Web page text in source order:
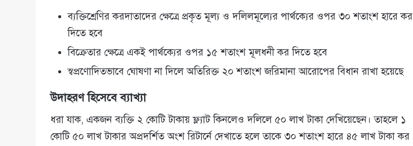
ব্যক্তিশ্রেণির করদাতাদের ক্ষেত্রে প্রকৃত মূল্য ও দলিলমূল্যের পার্থক্যের ওপর ৩০ শতাংশ হারে কর
দিতে হবে
বিক্রেতার ক্ষেত্রে একই পার্থক্যের ওপর ১৫ শতাংশ মূলধনী কর দিতে হবে
স্বপ্রণোদিতভাবে ঘোষণা না দিলে অতিরিক্ত ২০ শতাংশ জরিমানা আরোপের বিধান রাখা হয়েছে
উদাহরণ হিসেবে ব্যাখ্যা
ধরা যাক, একজন ব্যক্তি ২ কোটি টাকায় ফ্ল্যাট কিনলেও দলিলে ৫০ লাখ টাকা দেখিয়েছেন। তাহলে ১
কোটি ৫০ লাখ টাকার অপ্রদর্শিত অংশ রিটার্নে দেখাতে হলে তাকে ৩০ শতাংশ হারে ৪৫ লাখ টাকা কর